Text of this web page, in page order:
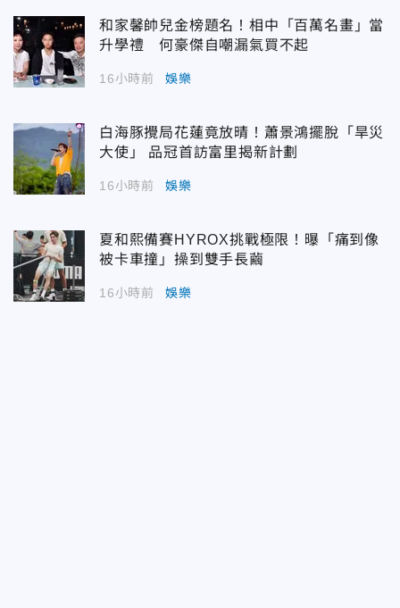
和家馨帥兒金榜題名！相中「百萬名畫」當
升學禮 何豪傑自嘲漏氣買不起
16小時前 娛樂
白海豚攪局花蓮竟放晴！蕭景鴻擺脫「旱災
大使」 品冠首訪富里揭新計劃
16小時前 娛樂
夏和熙備賽HYROX挑戰極限！曝「痛到像
被卡車撞」操到雙手長繭
16小時前 娛樂